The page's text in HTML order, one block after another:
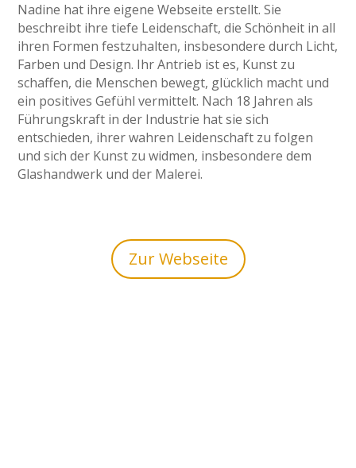
Nadine hat ihre eigene Webseite erstellt. Sie
beschreibt ihre tiefe Leidenschaft, die Schönheit in all
ihren Formen festzuhalten, insbesondere durch Licht,
Farben und Design. Ihr Antrieb ist es, Kunst zu
schaffen, die Menschen bewegt, glücklich macht und
ein positives Gefühl vermittelt. Nach 18 Jahren als
Führungskraft in der Industrie hat sie sich
entschieden, ihrer wahren Leidenschaft zu folgen
und sich der Kunst zu widmen, insbesondere dem
Glashandwerk und der Malerei.
Zur Webseite